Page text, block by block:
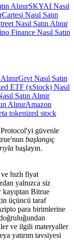
AlınırSKYAI Nasıl
Cartesi Nasıl Satın
Nasıl Satın Alınır
Finance Nasıl Satın
Grvt Nasıl Satın
ETF (xStock) Nasıl
Satın Alınır
AlınırAmazon
tokenized stock
güvenle
başlangıç
başlayın.
hızlı fiyat
yalnızca siz
Bitrue
üçüncü taraf
para birimlerine
ve ilgili materyaller
yatırım tavsiyesi